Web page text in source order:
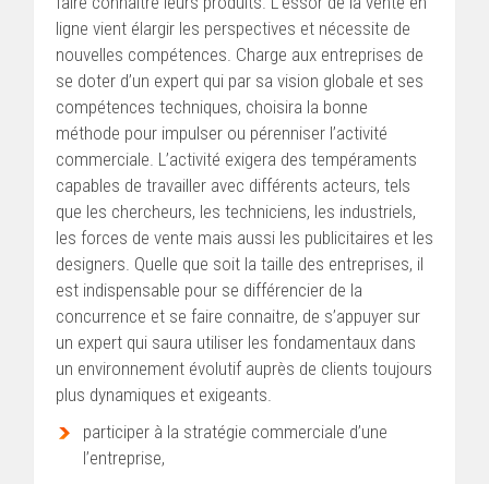
ligne vient élargir les perspectives et nécessite de
nouvelles compétences. Charge aux entreprises de
se doter d’un expert qui par sa vision globale et ses
compétences techniques, choisira la bonne
méthode pour impulser ou pérenniser l’activité
commerciale. L’activité exigera des tempéraments
capables de travailler avec différents acteurs, tels
que les chercheurs, les techniciens, les industriels,
les forces de vente mais aussi les publicitaires et les
designers. Quelle que soit la taille des entreprises, il
est indispensable pour se différencier de la
concurrence et se faire connaitre, de s’appuyer sur
un expert qui saura utiliser les fondamentaux dans
un environnement évolutif auprès de clients toujours
plus dynamiques et exigeants.
participer à la stratégie commerciale d’une
l’entreprise,